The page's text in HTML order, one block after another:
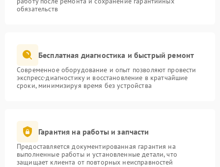
обязательств
Бесплатная диагностика и быстрый ремонт
Современное оборудование и опыт позволяют провести
экспресс-диагностику и восстановление в кратчайшие
сроки, минимизируя время без устройства
Гарантия на работы и запчасти
Предоставляется документированная гарантия на
выполненные работы и установленные детали, что
защищает клиента от повторных неисправностей